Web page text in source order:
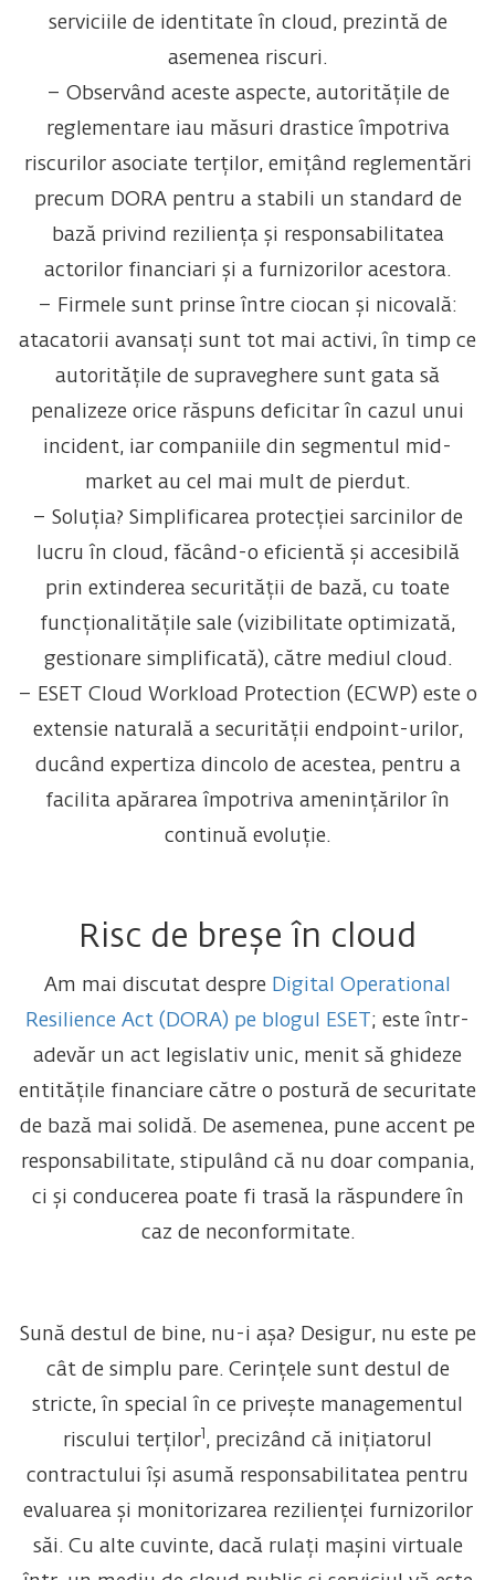
serviciile de identitate în cloud, prezintă de
asemenea riscuri.
– Observând aceste aspecte, autoritățile de
reglementare iau măsuri drastice împotriva
riscurilor asociate terților, emițând reglementări
precum DORA pentru a stabili un standard de
bază privind reziliența și responsabilitatea
actorilor financiari și a furnizorilor acestora.
– Firmele sunt prinse între ciocan și nicovală:
atacatorii avansați sunt tot mai activi, în timp ce
autoritățile de supraveghere sunt gata să
penalizeze orice răspuns deficitar în cazul unui
incident, iar companiile din segmentul mid-
market au cel mai mult de pierdut.
– Soluția? Simplificarea protecției sarcinilor de
lucru în cloud, făcând-o eficientă și accesibilă
prin extinderea securității de bază, cu toate
funcționalitățile sale (vizibilitate optimizată,
gestionare simplificată), către mediul cloud.
– ESET Cloud Workload Protection (ECWP) este o
extensie naturală a securității endpoint-urilor,
ducând expertiza dincolo de acestea, pentru a
facilita apărarea împotriva amenințărilor în
continuă evoluție.
Risc de breșe în cloud
Am mai discutat despre Digital Operational
Resilience Act (DORA) pe blogul ESET; este într-
adevăr un act legislativ unic, menit să ghideze
entitățile financiare către o postură de securitate
de bază mai solidă. De asemenea, pune accent pe
responsabilitate, stipulând că nu doar compania,
ci și conducerea poate fi trasă la răspundere în
caz de neconformitate.
Sună destul de bine, nu-i așa? Desigur, nu este pe
cât de simplu pare. Cerințele sunt destul de
stricte, în special în ce privește managementul
riscului terților , precizând că inițiatorul
contractului își asumă responsabilitatea pentru
evaluarea și monitorizarea rezilienței furnizorilor
săi. Cu alte cuvinte, dacă rulați mașini virtuale